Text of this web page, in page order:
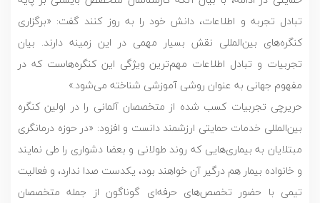
تبادل تجربه و اطلاعات، دانش خود را به روز کنند گفت: «برگزاری
کنگره‌های بین‌المللی نقش بسیار مهمی در این زمینه دارند. بیان
تجربیات و تبادل اطلاعات مهم‌ترین ویژگی این کنگره‌هاست که در
مفهوم جهانی به عنوان روشی آموزشی شناخته می‌شود.»
حریرچی تجربیات کسب شده از متخصصان آلمانی را در اولین کنگره
بین‌المللی خدمات حمایتی ارزشمند دانست و افزود: «در حوزه درمانگری
مبتلایان به بیماری‌هایی که روند طولانی و بعضا دشواری را طی نمایند
و خانواده بیمار هم درگیر آن خواهند بود، یکدست صدا ندارد، و فعالیت
تیمی با حضور تخصص‌های حرفه‌ای گوناگون از جمله متخصصان